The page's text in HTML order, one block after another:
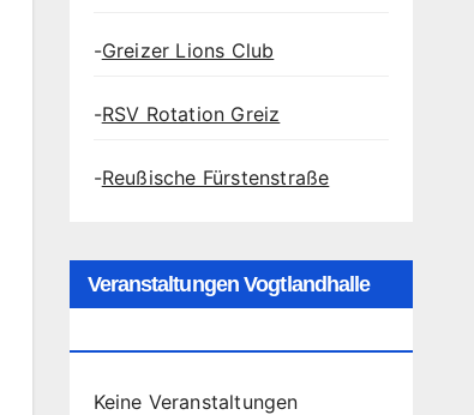
-Greizer Lions Club
-RSV Rotation Greiz
-Reußische Fürstenstraße
Veranstaltungen Vogtlandhalle
Keine Veranstaltungen